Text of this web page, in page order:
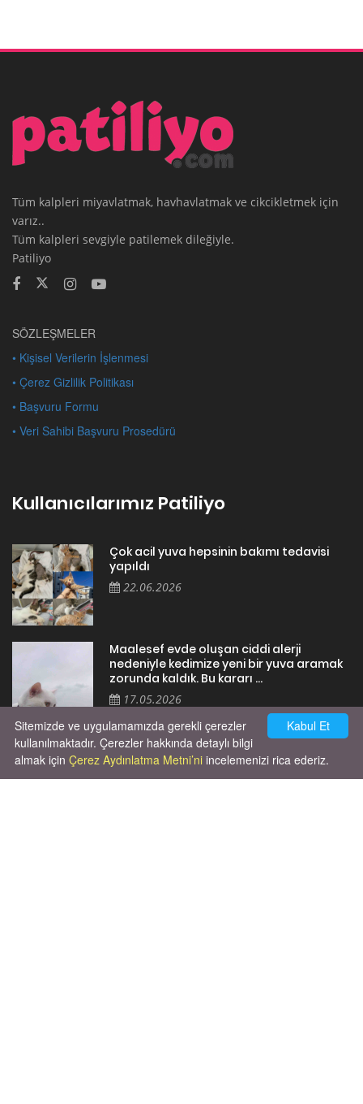
Tüm kalpleri miyavlatmak, havhavlatmak ve cikcikletmek için
varız..
Tüm kalpleri sevgiyle patilemek dileğiyle.
Patiliyo
SÖZLEŞMELER
• Kişisel Verilerin İşlenmesi
• Çerez Gizlilik Politikası
• Başvuru Formu
• Veri Sahibi Başvuru Prosedürü
Kullanıcılarımız Patiliyo
Çok acil yuva hepsinin bakımı tedavisi
yapıldı
22.06.2026
Maalesef evde oluşan ciddi alerji
nedeniyle kedimize yeni bir yuva aramak
zorunda kaldık. Bu kararı ...
17.05.2026
Kabul Et
Sitemizde ve uygulamamızda gerekli çerezler
kullanılmaktadır. Çerezler hakkında detaylı bilgi
almak için Çerez Aydınlatma Metni’ni incelemenizi rica ederiz.